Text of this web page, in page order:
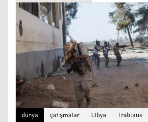
dünya çatışmalar Lİbya Trablaus